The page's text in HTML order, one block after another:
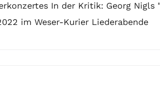
In der Kritik: Georg Nigls
im Weser-Kurier Liederabende